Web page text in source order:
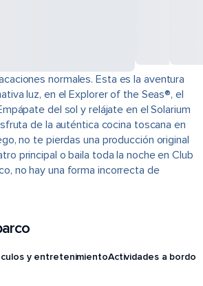
normales. Esta es la aventura
luz, en el Explorer of the Seas®, el
del sol y relájate en el Solarium
de la auténtica cocina toscana en
no te pierdas una producción original
principal o baila toda la noche en Club
no hay una forma incorrecta de
y entretenimientoActividades a bordo